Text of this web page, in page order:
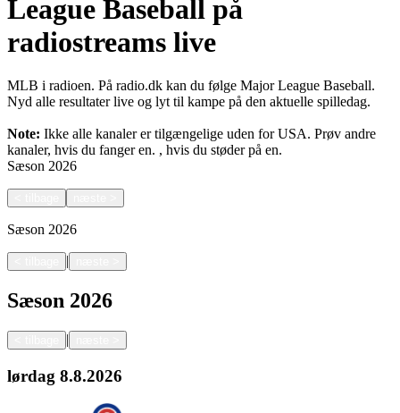
League Baseball på
radiostreams live
MLB i radioen. På radio.dk kan du følge Major League Baseball.
Nyd alle resultater live og lyt til kampe på den aktuelle spilledag.
Note: Ikke alle kanaler er tilgængelige uden for USA. Prøv andre
kanaler, hvis du fanger en. , hvis du støder på en.
Sæson 2026
Sæson 2026
|
Sæson 2026
|
lørdag 8.8.2026